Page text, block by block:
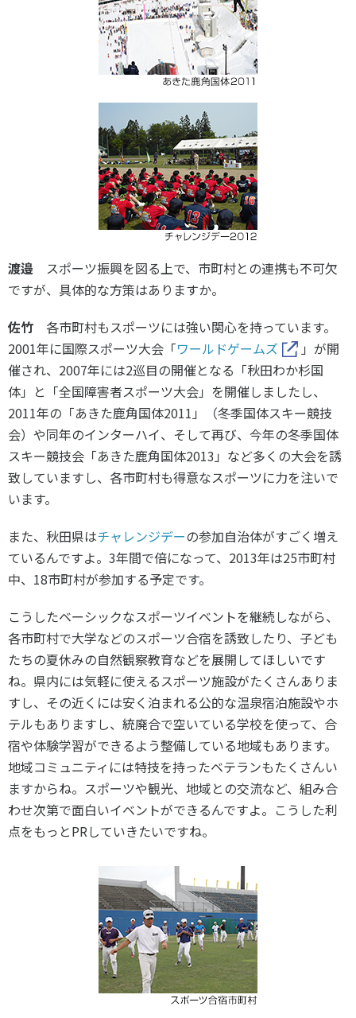
渡邉 スポーツ振興を図る上で、市町村との連携も不可欠
ですが、具体的な方策はありますか。
佐竹 各市町村もスポーツには強い関心を持っています。
2001年に国際スポーツ大会「ワールドゲームズ
」が開
催され、2007年には2巡目の開催となる「秋田わか杉国
体」と「全国障害者スポーツ大会」を開催しましたし、
2011年の「あきた鹿角国体2011」（冬季国体スキー競技
会）や同年のインターハイ、そして再び、今年の冬季国体
スキー競技会「あきた鹿角国体2013」など多くの大会を誘
致していますし、各市町村も得意なスポーツに力を注いで
います。
また、秋田県はチャレンジデーの参加自治体がすごく増え
ているんですよ。3年間で倍になって、2013年は25市町村
中、18市町村が参加する予定です。
こうしたベーシックなスポーツイベントを継続しながら、
各市町村で大学などのスポーツ合宿を誘致したり、子ども
たちの夏休みの自然観察教育などを展開してほしいです
ね。県内には気軽に使えるスポーツ施設がたくさんありま
すし、その近くには安く泊まれる公的な温泉宿泊施設やホ
テルもありますし、統廃合で空いている学校を使って、合
宿や体験学習ができるよう整備している地域もあります。
地域コミュニティには特技を持ったベテランもたくさんい
ますからね。スポーツや観光、地域との交流など、組み合
わせ次第で面白いイベントができるんですよ。こうした利
点をもっとPRしていきたいですね。